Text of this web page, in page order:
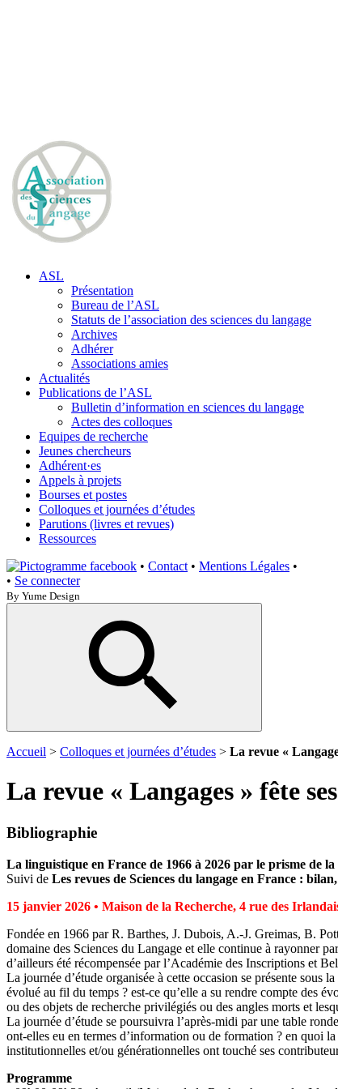
ASL
Présentation
Bureau de l’ASL
Statuts de l’association des sciences du langage
Archives
Adhérer
Associations amies
Actualités
Publications de l’ASL
Bulletin d’information en sciences du langage
Actes des colloques
Equipes de recherche
Jeunes chercheurs
Adhérent·es
Appels à projets
Bourses et postes
Colloques et journées d’études
Parutions (livres et revues)
Ressources
• Contact • Mentions Légales •
• Se connecter
By Yume Design
Accueil > Colloques et journées d’études > La revue «
La revue « Langages » fête
Bibliographie
La linguistique en France de 1966 à 2026 par le prisme de la
Suivi de Les revues de Sciences du langage en France :
15 janvier 2026 • Maison de la Recherche, 4 rue des
Fondée en 1966 par R. Barthes, J. Dubois, A.-J. Greimas, B.
domaine des Sciences du Langage et elle continue à rayonner
d’ailleurs été récompensée par l’Académie des Inscriptions et
La journée d’étude organisée à cette occasion se présente sous
évolué au fil du temps ? est-ce qu’elle a su rendre compte des
ou des objets de recherche privilégiés ou des angles morts et
La journée d’étude se poursuivra l’après-midi par une table
ont-elles eu en termes d’information ou de formation ? en quoi
institutionnelles et/ou générationnelles ont touché ses
Programme